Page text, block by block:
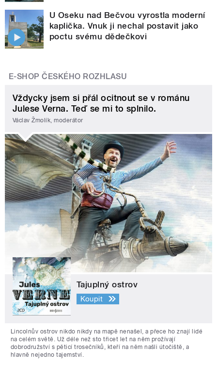
U Oseku nad Bečvou vyrostla moderní
kaplička. Vnuk ji nechal postavit jako
poctu svému dědečkovi
E-SHOP ČESKÉHO ROZHLASU
Vždycky jsem si přál ocitnout se v románu
Julese Verna. Teď se mi to splnilo.
Václav Žmolík, moderátor
Tajuplný ostrov
Koupit
Lincolnův ostrov nikdo nikdy na mapě nenašel, a přece ho znají lidé
na celém světě. Už déle než sto třicet let na něm prožívají
dobrodružství s pěticí trosečníků, kteří na něm našli útočiště, a
hlavně nejedno tajemství.